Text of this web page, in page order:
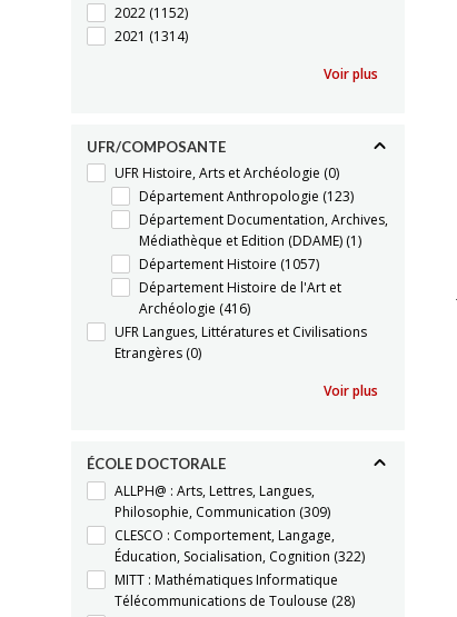
2022 (1152)
2021 (1314)
Voir plus
UFR/COMPOSANTE
UFR Histoire, Arts et Archéologie (0)
Département Anthropologie (123)
Département Documentation, Archives,
Médiathèque et Edition (DDAME) (1)
Département Histoire (1057)
Département Histoire de l'Art et
Archéologie (416)
UFR Langues, Littératures et Civilisations
Etrangères (0)
Voir plus
ÉCOLE DOCTORALE
ALLPH@ : Arts, Lettres, Langues,
Philosophie, Communication (309)
CLESCO : Comportement, Langage,
Éducation, Socialisation, Cognition (322)
MITT : Mathématiques Informatique
Télécommunications de Toulouse (28)